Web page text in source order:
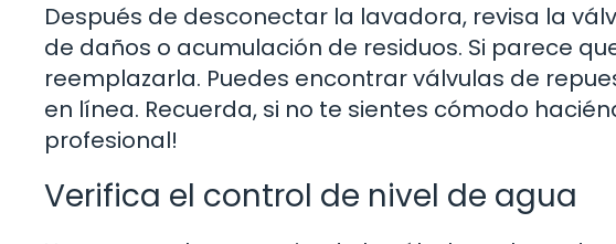
Después de desconectar la lavadora, revisa la
de daños o acumulación de residuos. Si parece
reemplazarla. Puedes encontrar válvulas de
en línea. Recuerda, si no te sientes cómodo
profesional!
Verifica el control de nivel de agua